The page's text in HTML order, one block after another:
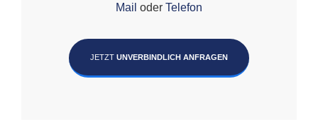
Mail oder Telefon
JETZT UNVERBINDLICH ANFRAGEN